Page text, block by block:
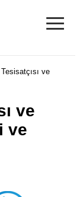
≡
ve
ve
ve